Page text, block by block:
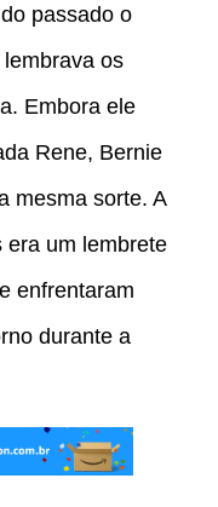
passado o
os
Embora ele
Rene, Bernie
mesma sorte. A
era um lembrete
enfrentaram
durante a